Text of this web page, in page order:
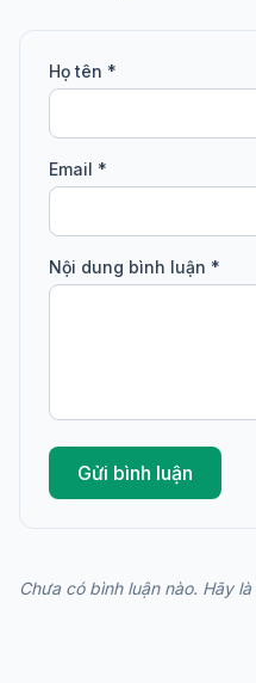
Họ tên *
Email *
Nội dung bình luận *
Gửi bình luận
Chưa có bình luận nào. Hãy